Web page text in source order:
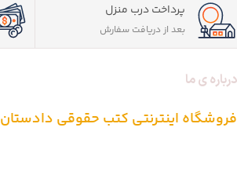
پرداخت درب منزل
بعد از دریافت سفارش
درباره ی ما
فروشگاه اینترنتی کتب حقوقی